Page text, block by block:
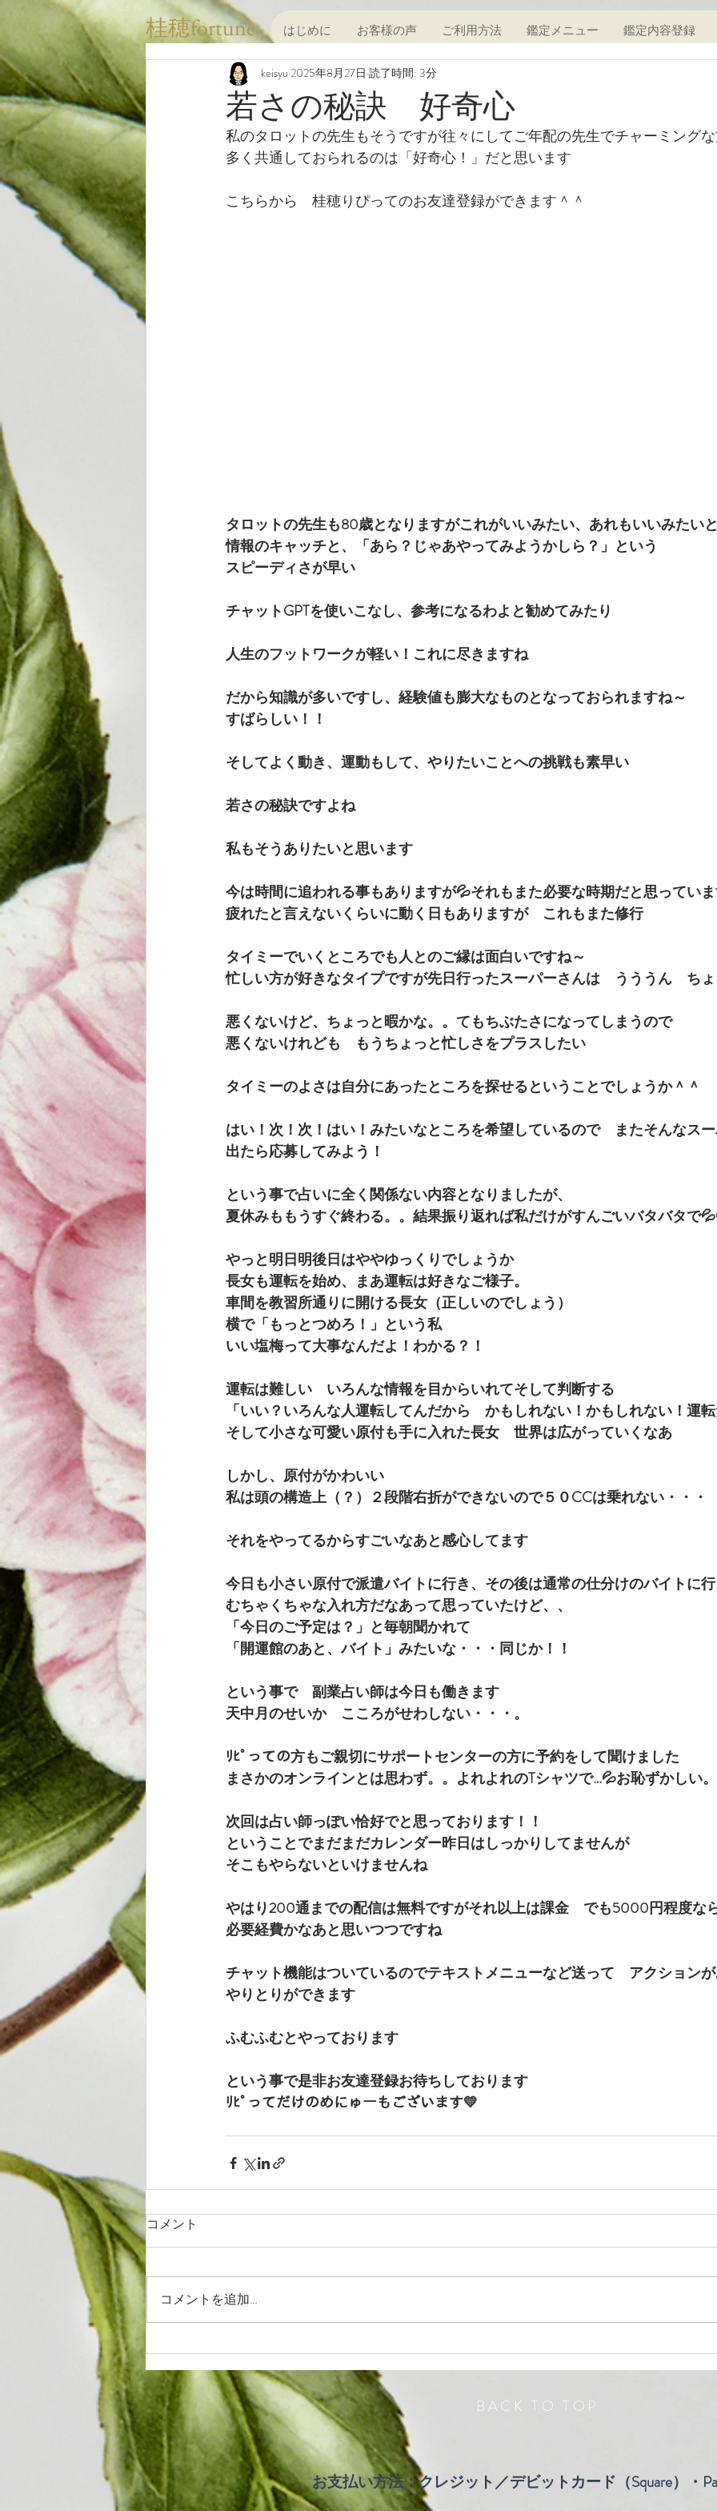
桂穂fortune はじめに お客様の声 ご利用方法 鑑定メニュー 鑑定内容登録
若さの秘訣 好奇心
keisyu 2025年8月27日 読了時間: 3分
私のタロットの先生もそうですが往々にしてご年配の先生でチャーミング
多く共通しておられるのは「好奇心！」だと思います
こちらから　桂穂りぴってのお友達登録ができます＾＾
タロットの先生も80歳となりますがこれがいいみたい、あれもいいみたい
情報のキャッチと、「あら？じゃあやってみようかしら？」という
スピーディさが早い
チャットGPTを使いこなし、参考になるわよと勧めてみたり
人生のフットワークが軽い！これに尽きますね
だから知識が多いですし、経験値も膨大なものとなっておられますね～
すばらしい！！
そしてよく動き、運動もして、やりたいことへの挑戦も素早い
若さの秘訣ですよね
私もそうありたいと思います
今は時間に追われる事もありますが💦それもまた必要な時期だと思ってい
疲れたと言えないくらいに動く日もありますが　これもまた修行
タイミーでいくところでも人とのご縁は面白いですね～
忙しい方が好きなタイプですが先日行ったスーパーさんは　うううん　ち
悪くないけど、ちょっと暇かな。。てもちぶたさになってしまうので
悪くないけれども　もうちょっと忙しさをプラスしたい
タイミーのよさは自分にあったところを探せるということでしょうか＾＾
はい！次！次！はい！みたいなところを希望しているので　またそんなス
出たら応募してみよう！
という事で占いに全く関係ない内容となりましたが、
夏休みももうすぐ終わる。。結果振り返れば私だけがすんごいバタバタで
やっと明日明後日はややゆっくりでしょうか
長女も運転を始め、まあ運転は好きなご様子。
車間を教習所通りに開ける長女（正しいのでしょう）
横で「もっとつめろ！」という私
いい塩梅って大事なんだよ！わかる？！
運転は難しい　いろんな情報を目からいれてそして判断する
「いい？いろんな人運転してんだから　かもしれない！かもしれない！運
そして小さな可愛い原付も手に入れた長女　世界は広がっていくなあ
しかし、原付がかわいい
私は頭の構造上（？）２段階右折ができないので５０CCは乗れない・・・
それをやってるからすごいなあと感心してます
今日も小さい原付で派遣バイトに行き、その後は通常の仕分けのバイトに
むちゃくちゃな入れ方だなあって思っていたけど、、
「今日のご予定は？」と毎朝聞かれて
「開運館のあと、バイト」みたいな・・・同じか！！
という事で　副業占い師は今日も働きます
天中月のせいか　こころがせわしない・・・。
ﾘﾋﾟっての方もご親切にサポートセンターの方に予約をして聞けました
まさかのオンラインとは思わず。。よれよれのTシャツで…💦お恥ずかしい
次回は占い師っぽい恰好でと思っております！！
ということでまだまだカレンダー昨日はしっかりしてませんが
そこもやらないといけませんね
やはり200通までの配信は無料ですがそれ以上は課金　でも5000円程度な
必要経費かなあと思いつつですね
チャット機能はついているのでテキストメニューなど送って　アクション
やりとりができます
ふむふむとやっております
という事で是非お友達登録お待ちしております
ﾘﾋﾟってだけのめにゅーもございます💛
コメント
コメントを追加…
BACK TO TOP
お支払い方法：クレジット／デビットカード（Square）・